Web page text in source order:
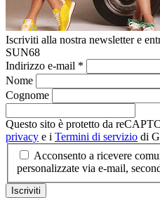
Iscriviti alla nostra newsletter e
SUN68
Indirizzo e-mail *
Nome
Cognome
Questo sito è protetto da
privacy e i Termini di servizio di
Acconsento a ricevere
personalizzate via e-mail,
Iscriviti